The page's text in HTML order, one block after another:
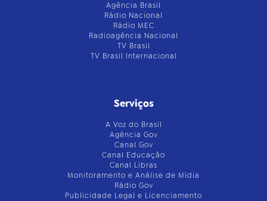
Agência Brasil
Rádio Nacional
Rádio MEC
Radioagência Nacional
TV Brasil
TV Brasil Internacional
Serviços
A Voz do Brasil
Agência Gov
Canal Gov
Canal Educação
Canal Libras
Monitoramento e Análise de Mídia
Rádio Gov
Publicidade Legal e Licenciamento